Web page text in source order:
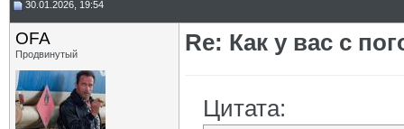
30.01.2026, 19:54
OFA
Продвинутый Re: Как у вас с
Цитата: